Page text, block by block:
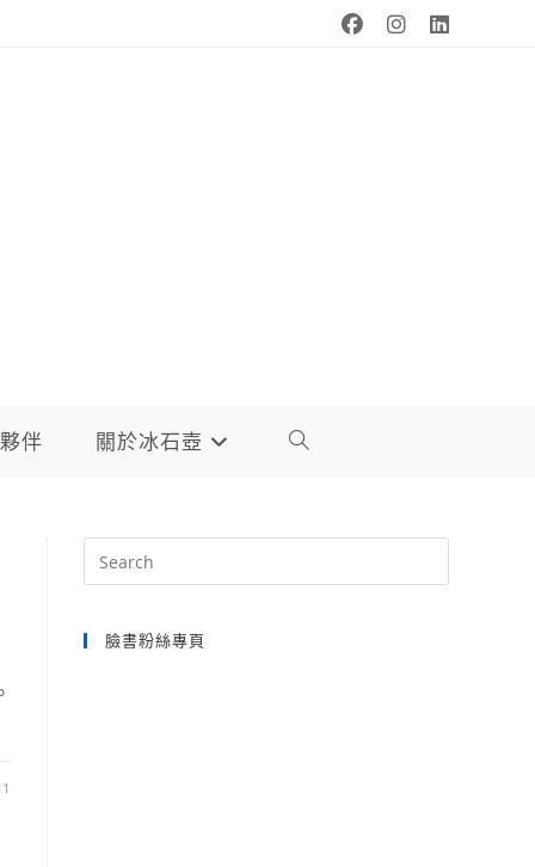
伴 關於冰石壺 TOGGLE
SEARCH
Escape
臉書粉絲專頁